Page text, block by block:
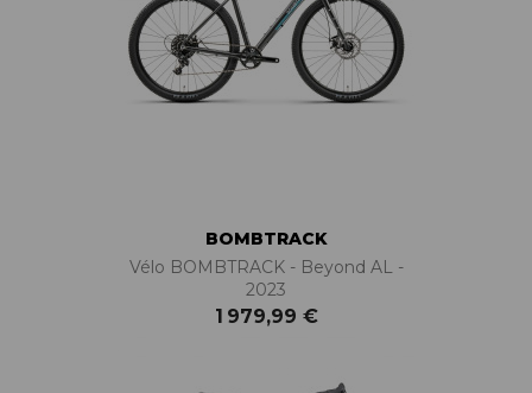
BOMBTRACK
Vélo BOMBTRACK - Beyond AL -
2023
1 979,99 €